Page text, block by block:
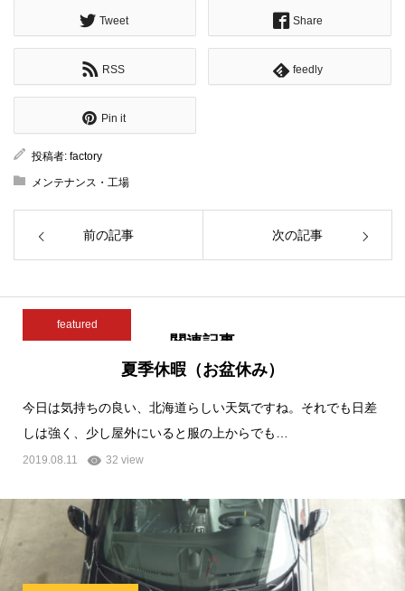
Tweet Share
RSS feedly
Pin it
投稿者: factory
メンテナンス・工場
前の記事 次の記事
関連記事
featured
夏季休暇（お盆休み）
今日は気持ちの良い、北海道らしい天気ですね。それでも日差
しは強く、少し屋外にいると服の上からでも…
2019.08.11 32 view